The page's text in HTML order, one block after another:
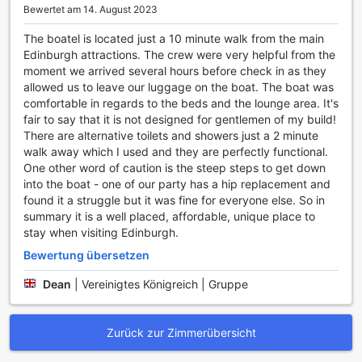
Büchern und Zeitschriften bereithält. Hier können Sie in
Ruhe schmökern oder sich mit einem guten Buch auf die
gemütliche Terrasse zurückziehen und den Blick auf das
Wasser genießen.
Für gesellige Abende lädt die stilvolle Bar des Boatel ein,
wo Sie eine Auswahl an erfrischenden Getränken und
Cocktails genießen können. Ob Sie sich nach einem langen
Tag entspannen oder sich mit Freunden austauschen
möchten, die Bar ist der perfekte Ort, um den Abend
ausklingen zu lassen. Zudem können Gäste die ruhige
Gartenlandschaft erkunden, die nicht nur zur Erholung
einlädt, sondern auch eine malerische Kulisse für
entspannte Stunden im Freien bietet. Das Four Sisters
Boatel Houseboat ist somit der ideale Rückzugsort für alle,
die ein wenig Abwechslung und Unterhaltung in ihrem
Sportliche Aktivitäten auf der Four Sisters Boatel
Houseboat
Die Four Sisters Boatel Houseboat in Edinburgh bietet eine
Bewertet am 14. August 2023
The boatel is located just a 10 minute walk from the main
Edinburgh attractions. The crew were very helpful from the
moment we arrived several hours before check in as they
allowed us to leave our luggage on the boat. The boat was
comfortable in regards to the beds and the lounge area. It's
fair to say that it is not designed for gentlemen of my build!
There are alternative toilets and showers just a 2 minute
walk away which I used and they are perfectly functional.
One other word of caution is the steep steps to get down
into the boat - one of our party has a hip replacement and
found it a struggle but it was fine for everyone else. So in
summary it is a well placed, affordable, unique place to
stay when visiting Edinburgh.
Bewertung übersetzen
Dean Vereinigtes Königreich | Gruppe
Zurück zur Zimmerübersicht